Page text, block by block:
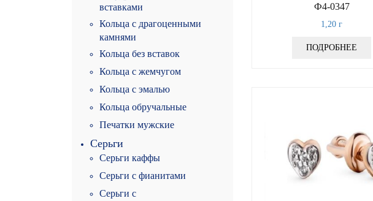
вставками
Кольца с драгоценными
камнями
Кольца без вставок
Кольца с жемчугом
Кольца с эмалью
Кольца обручальные
Печатки мужские
Серьги
Серьги каффы
Серьги с фианитами
Серьги с
Ф4-0347
1,20 г
ПОДРОБНЕЕ